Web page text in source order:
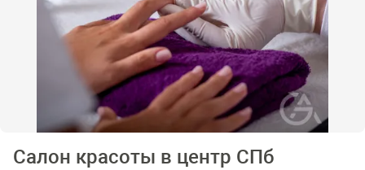
Салон красоты в центр СПб